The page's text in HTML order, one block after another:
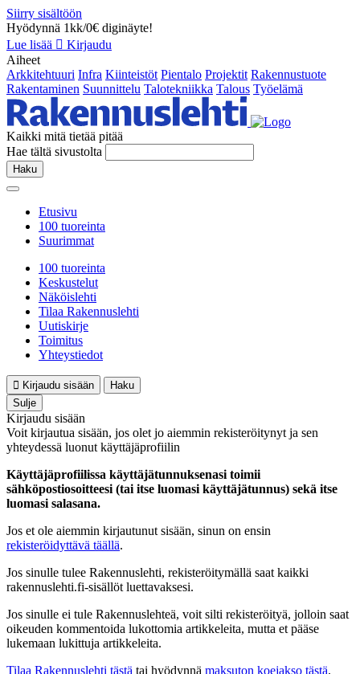
Siirry sisältöön
Hyödynnä 1kk/0€ diginäyte!
Lue lisää
Kirjaudu
Aiheet
Arkkitehtuuri Infra Kiinteistöt Pientalo Projektit Rakennustuote
Rakentaminen Suunnittelu Talotekniikka Talous Työelämä
Kaikki mitä tietää pitää
Hae tältä sivustolta
Haku
Etusivu
100 tuoreinta
Suurimmat
100 tuoreinta
Keskustelut
Näköislehti
Tilaa Rakennuslehti
Uutiskirje
Toimitus
Yhteystiedot
Kirjaudu sisään
Haku
Sulje
Kirjaudu sisään
Voit kirjautua sisään, jos olet jo aiemmin rekisteröitynyt ja sen
yhteydessä luonut käyttäjäprofiilin
Käyttäjäprofiilissa käyttäjätunnuksenasi toimii
sähköpostiosoitteesi (tai itse luomasi käyttäjätunnus) sekä itse
luomasi salasana.
Jos et ole aiemmin kirjautunut sisään, sinun on ensin
rekisteröidyttävä täällä.
Jos sinulle tulee Rakennuslehti, rekisteröitymällä saat kaikki
rakennuslehti.fi-sisällöt luettavaksesi.
Jos sinulle ei tule Rakennuslehteä, voit silti rekisteröityä, jolloin saat
oikeuden kommentoida lukottomia artikkeleita, mutta et pääse
lukemaan lukittuja artikkeleita.
Tilaa Rakennuslehti tästä tai hyödynnä maksuton koejakso tästä.